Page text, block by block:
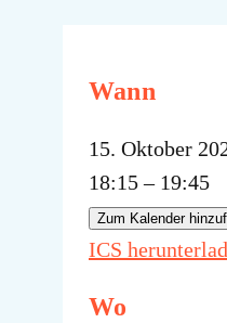
Wann
15. Oktober
18:15 – 19:45
Zum Kalender
ICS
Wo